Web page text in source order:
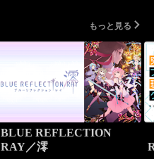
もっと見る
BLUE REFLECTION
RAY／澪